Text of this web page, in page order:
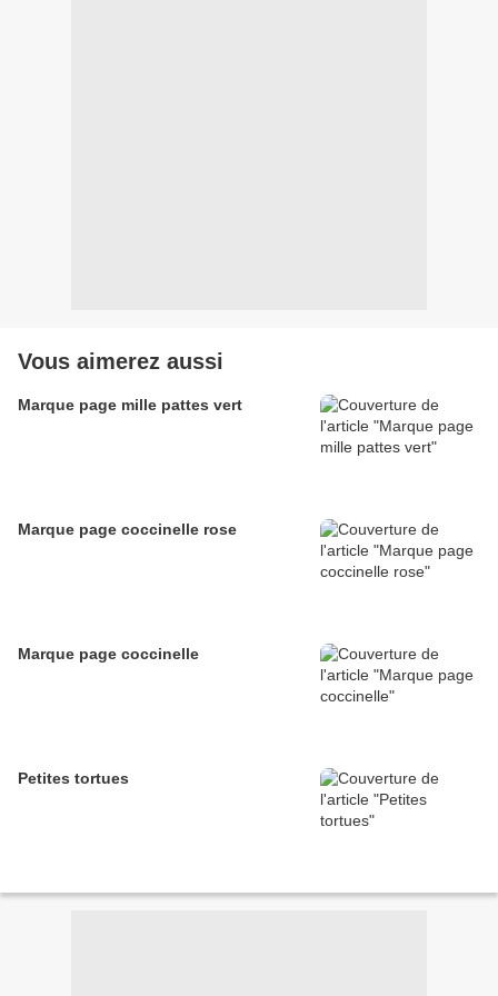
Vous aimerez aussi
Marque page mille pattes vert
Marque page coccinelle rose
Marque page coccinelle
Petites tortues